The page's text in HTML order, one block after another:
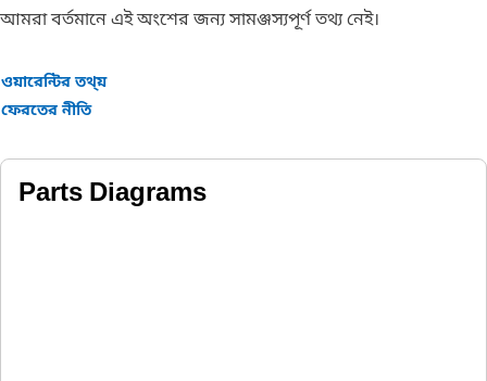
আমরা বর্তমানে এই অংশের জন্য সামঞ্জস্যপূর্ণ তথ্য নেই।
ওয়ারেন্টির তথ্য়
ফেরতের নীতি
Parts Diagrams